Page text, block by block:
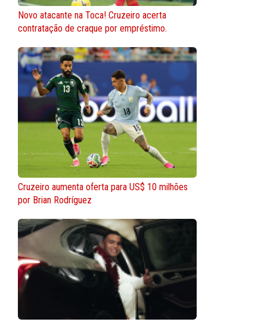
Novo atacante na Toca! Cruzeiro acerta
contratação de craque por empréstimo.
Cruzeiro aumenta oferta para US$ 10 milhões
por Brian Rodríguez